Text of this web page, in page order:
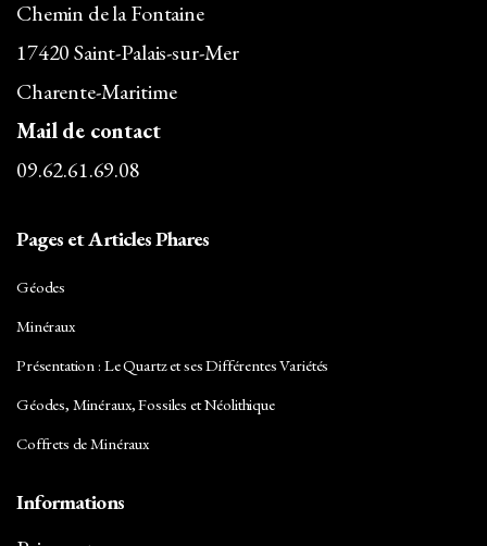
Chemin de la Fontaine
17420 Saint-Palais-sur-Mer
Charente-Maritime
Mail de contact
09.62.61.69.08
Pages et Articles Phares
Géodes
Minéraux
Présentation : Le Quartz et ses Différentes Variétés
Géodes, Minéraux, Fossiles et Néolithique
Coffrets de Minéraux
Informations